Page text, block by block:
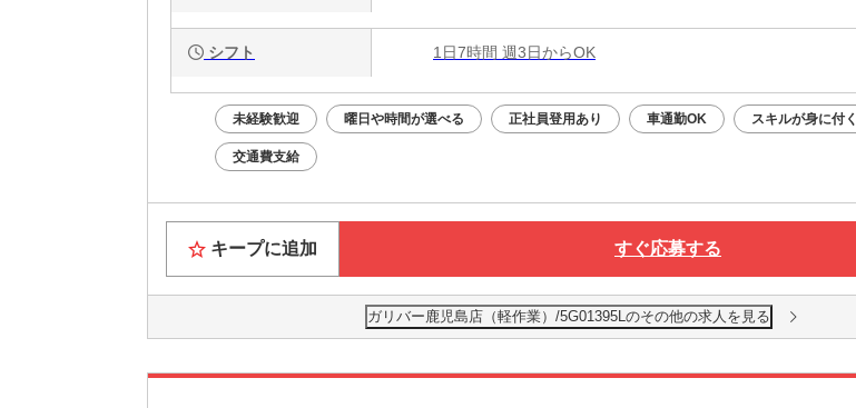
シフト 1日7時間 週3日からOK
未経験歓迎 曜日や時間が選べる 正社員登用あり 車通勤OK スキルが身に付く
交通費支給
キープに追加 すぐ応募する
ガリバー鹿児島店（軽作業）/5G01395Lのその他の求人を見る